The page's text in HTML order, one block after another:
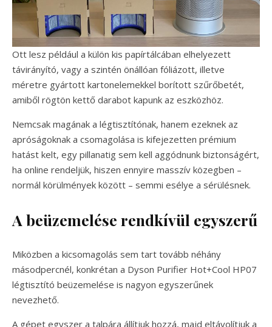
Ott lesz például a külön kis papírtálcában elhelyezett
távirányító, vagy a szintén önállóan fóliázott, illetve
méretre gyártott kartonelemekkel borított szűrőbetét,
amiből rögtön kettő darabot kapunk az eszközhöz.
Nemcsak magának a légtisztítónak, hanem ezeknek az
apróságoknak a csomagolása is kifejezetten prémium
hatást kelt, egy pillanatig sem kell aggódnunk biztonságért,
ha online rendeljük, hiszen ennyire masszív közegben –
normál körülmények között – semmi esélye a sérülésnek.
A beüzemelése rendkívül egyszerű
Miközben a kicsomagolás sem tart tovább néhány
másodpercnél, konkrétan a Dyson Purifier Hot+Cool HP07
légtisztító beüzemelése is nagyon egyszerűnek
nevezhető.
A gépet egyszer a talpára állítjuk hozzá, majd eltávolítjuk a